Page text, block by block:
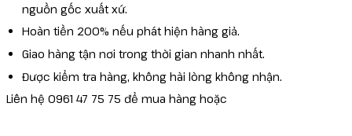
nguồn gốc xuất xứ.
Hoàn tiền 200% nếu phát hiện hàng giả.
Giao hàng tận nơi trong thời gian nhanh nhất.
Được kiểm tra hàng, không hài lòng không nhận.
Liên hệ 0961 47 75 75 để mua hàng hoặc